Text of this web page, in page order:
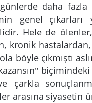
daha fazla
genel çıkarları
Hele de
kronik
böyle çıkmıştı
çarkla
arasına siyasetin